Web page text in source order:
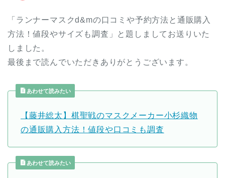
「ランナーマスクd&mの口コミや予約方法と通販購入
方法！値段やサイズも調査」と題しましてお送りいた
しました。
最後まで読んでいただきありがとうございます。
あわせて読みたい
【藤井総太】棋聖戦のマスクメーカー小杉織物
の通販購入方法！値段や口コミも調査
あわせて読みたい